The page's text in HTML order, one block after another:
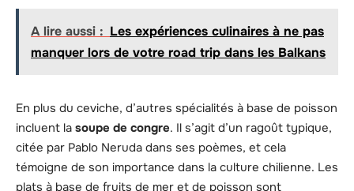
A lire aussi : Les expériences culinaires à ne pas
manquer lors de votre road trip dans les Balkans
En plus du ceviche, d’autres spécialités à base de poisson
incluent la soupe de congre. Il s’agit d’un ragoût typique,
citée par Pablo Neruda dans ses poèmes, et cela
témoigne de son importance dans la culture chilienne. Les
plats à base de fruits de mer et de poisson sont